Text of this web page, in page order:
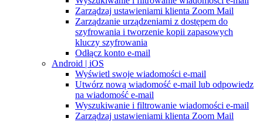
Zarządzaj ustawieniami klienta Zoom Mail
Zarządzanie urządzeniami z dostępem do
szyfrowania i tworzenie kopii zapasowych
kluczy szyfrowania
Odłącz konto e-mail
Android | iOS
Wyświetl swoje wiadomości e-mail
Utwórz nową wiadomość e-mail lub odpowiedz
na wiadomość e-mail
Wyszukiwanie i filtrowanie wiadomości e-mail
Zarządzaj ustawieniami klienta Zoom Mail